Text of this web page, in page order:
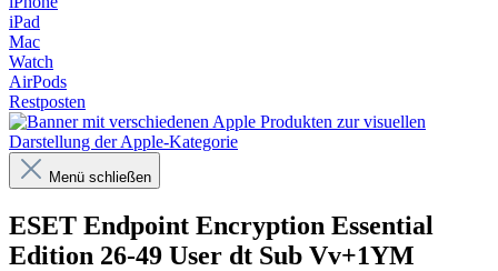
iPad
Mac
Watch
AirPods
Restposten
Menü schließen
ESET Endpoint Encryption Essential
Edition 26-49 User dt Sub Vv+1YM